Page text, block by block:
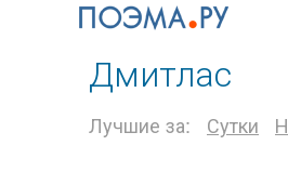
Дмитлас
Лучшие за: Сутки